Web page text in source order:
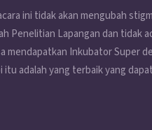
ini tidak akan mengubah
Penelitian Lapangan dan tidak
mendapatkan Inkubator Super
adalah yang terbaik yang